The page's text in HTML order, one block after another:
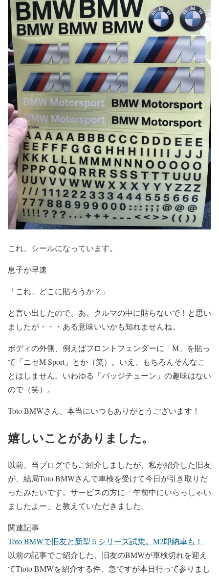
これ、シールになっています。
息子が早速
「これ、どこに貼ろうか？」
と言い出したので、あ、クルマの中に貼らないで！と思い
ましたが・・・ある意味いいかも知れませんね。
ボディの外側、例えばフロントフェンダーに「M」を貼っ
て「ニセM Sport」とか（笑）。いえ、もちろんそんなこ
とはしません。いわゆる「バッジチューン」の趣味はない
ので（笑）。
Toto BMWさん、本当にいつもありがとうございます！
嬉しいことがありました。
以前、当ブログでもご紹介しましたが、私が紹介した旧友
が、結局Toto BMWさんで車検を受けて今日が引き取りだ
ったみたいです。サービスの方に「午前中にいらっしゃい
ましたよー」と教えていただきました。
関連記事
Toto BMWで旧友と新型５シリーズ試乗。M2即納車も！
以前の記事でご紹介した、旧友のBMWが車検切れを迎え
てTtoto BMWを紹介する件、急ですが本日行って参りまし